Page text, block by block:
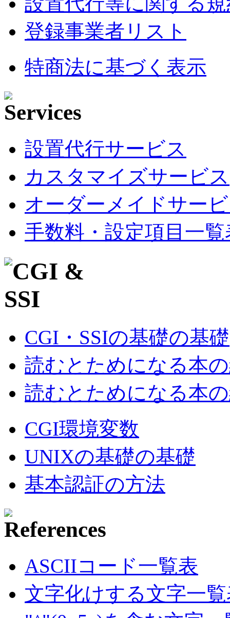
登録事業者リスト
特商法に基づく表示
設置代行サービス
カスタマイズサービス
オーダーメイドサー
手数料・設定項目一覧
CGI・SSIの基礎の基礎
読むとためになる本
読むとためになる本
CGI環境変数
UNIXの基礎の基礎
基本認証の方法
ASCIIコード一覧表
文字化けする文字一